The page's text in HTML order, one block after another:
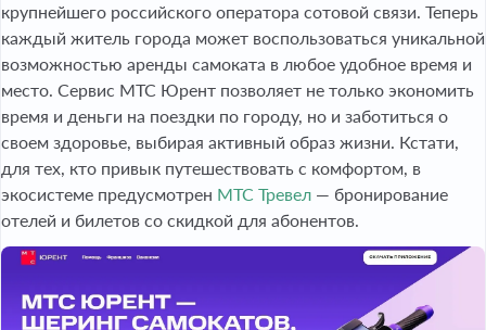
крупнейшего российского оператора сотовой связи. Теперь
каждый житель города может воспользоваться уникальной
возможностью аренды самоката в любое удобное время и
место. Сервис МТС Юрент позволяет не только экономить
время и деньги на поездки по городу, но и заботиться о
своем здоровье, выбирая активный образ жизни. Кстати,
для тех, кто привык путешествовать с комфортом, в
экосистеме предусмотрен МТС Тревел — бронирование
отелей и билетов со скидкой для абонентов.